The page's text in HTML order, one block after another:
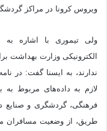
ویروس کرونا در مراکز
ولی تیموری با اشاره
الکترونیکی وزارت بهداشت
ندارند، به ایسنا گفت: در
فرهنگی، گردشگری و صنایع
طریق، از وضعیت مسافران